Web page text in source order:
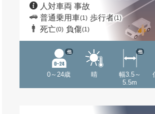
人対車両 事故
普通乗用車(1) 歩行者(1)
死亡(0) 負傷(1)
0～24歳
他
晴
幅3.5～
5.5m
他